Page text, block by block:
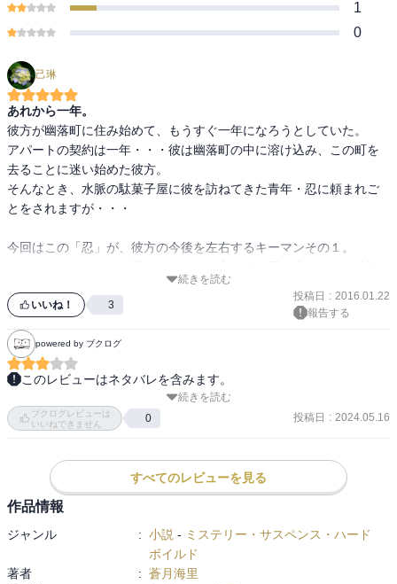
1
0
己琳
あれから一年。
彼方が幽落町に住み始めて、もうすぐ一年になろうとしていた。
アパートの契約は一年・・・彼は幽落町の中に溶け込み、この町を
去ることに迷い始めた彼方。
そんなとき、水脈の駄菓子屋に彼を訪ねてきた青年・忍に頼まれご
とをされますが・・・
今回はこの「忍」が、彼方の今後を左右するキーマンその１。
それを知った彼方はこの町を出てゆく決心をしますが、それをまた
キーマン２がこの謎のあやかし「蘇芳」・・・今回はいよいよ彼の
謎が解き明かされます。
このシリーズは、どうやら今回が最終巻のようで・・・ちょっと残
念です。
続きを読む
いいね！ 3
投稿日 : 2016.01.22
報告する
powered by ブクログ
このレビューはネタバレを含みます。
ちょうど一年契約が切れる回
ろうなと。
紙芝居屋さんの正体が判明。可愛かったです。
続きを読む
ブクログレビューは
いいねできません
0 投稿日 : 2024.05.16
すべてのレビューを見る
作品情報
ジャンル : 小説 - ミステリー・サスペンス・ハード
ボイルド
著者
: 蒼月海里